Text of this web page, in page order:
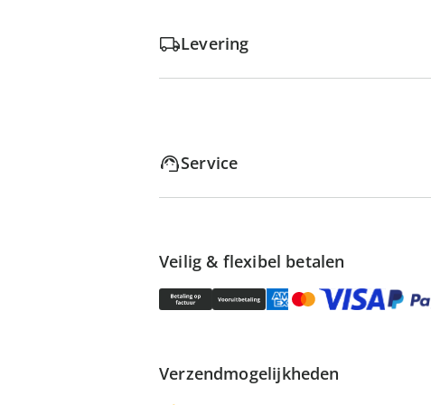
Levering
Service
Veilig & flexibel betalen
Verzendmogelijkheden